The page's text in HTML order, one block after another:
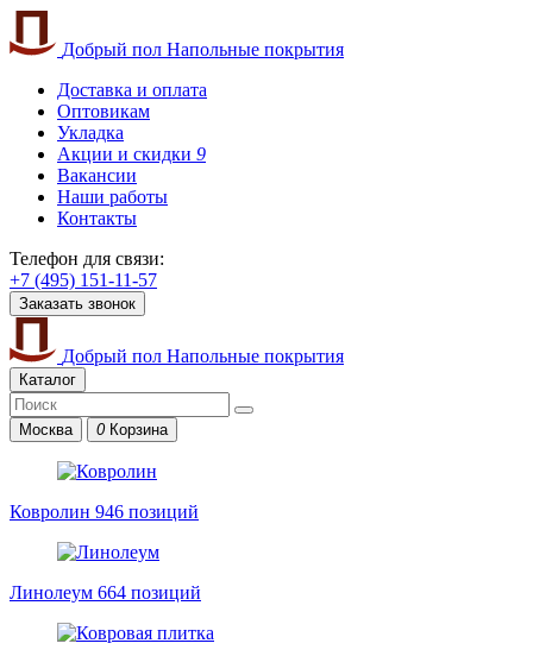
Добрый пол Напольные покрытия
Доставка и оплата
Оптовикам
Укладка
Акции и скидки 9
Вакансии
Наши работы
Контакты
Телефон для связи:
+7 (495) 151-11-57
Заказать звонок
Добрый пол Напольные покрытия
Каталог
Москва 0 Корзина
Ковролин 946 позиций
Линолеум 664 позиций